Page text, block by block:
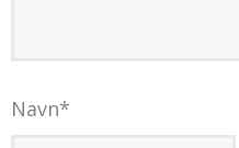
Navn*